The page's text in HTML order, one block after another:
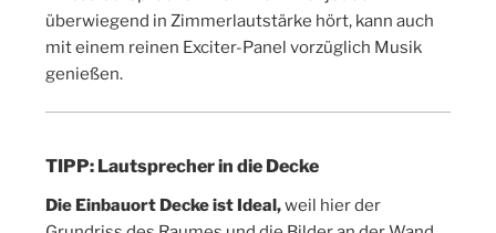
überwiegend in Zimmerlautstärke hört, kann auch
mit einem reinen Exciter-Panel vorzüglich Musik
genießen.
TIPP: Lautsprecher in die Decke
Die Einbauort Decke ist Ideal,weil hier der